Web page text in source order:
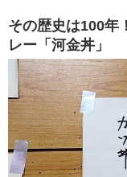
その歴史は100年
レー「河金丼」